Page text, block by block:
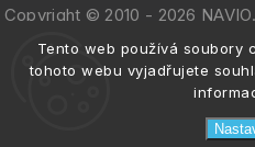
Tento web používá soubory
tohoto webu vyjadřujete
Copyright © 2010 - 2026
práva